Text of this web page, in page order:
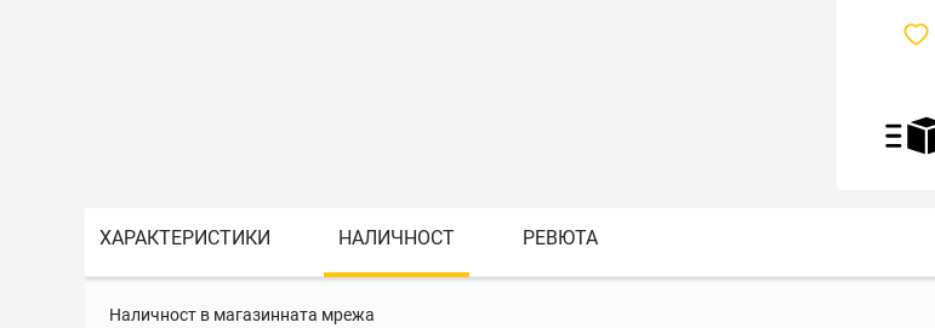
ХАРАКТЕРИСТИКИ НАЛИЧНОСТ РЕВЮТА
Наличност в магазинната мрежа